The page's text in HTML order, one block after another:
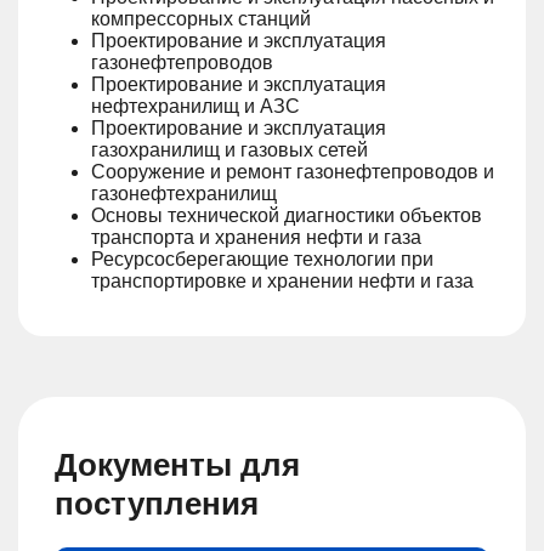
компрессорных станций
Проектирование и эксплуатация
газонефтепроводов
Проектирование и эксплуатация
нефтехранилищ и АЗС
Проектирование и эксплуатация
газохранилищ и газовых сетей
Сооружение и ремонт газонефтепроводов и
газонефтехранилищ
Основы технической диагностики объектов
транспорта и хранения нефти и газа
Ресурсосберегающие технологии при
транспортировке и хранении нефти и газа
Документы для
поступления